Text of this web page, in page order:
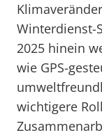
Winterdienst-
2025 hinein
wie GPS-
wichtigere